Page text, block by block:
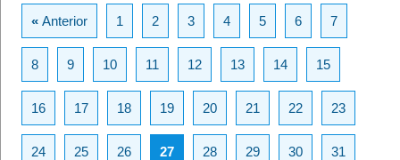
«Anterior 1 2 3 4 5 6 7
8 9 10 11 12 13 14 15
16 17 18 19 20 21 22 23
24 25 26 27 28 29 30 31